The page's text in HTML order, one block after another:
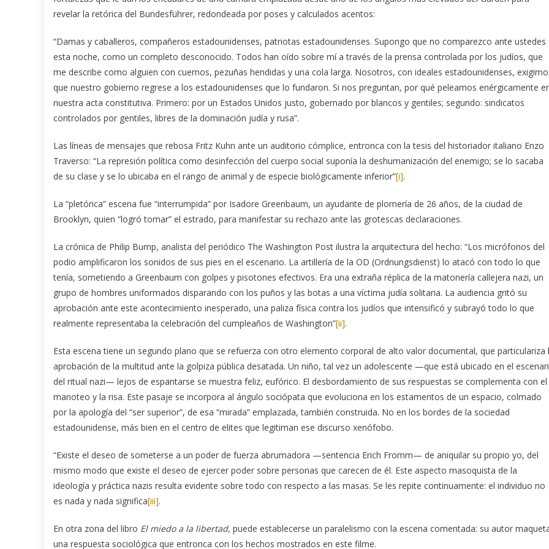
revelar la retórica del Bundesführer, redondeada por poses y calculados acentos:
“Damas y caballeros, compañeros estadounidenses, patriotas estadounidenses. Supongo que no comparezco ante ustedes
esta noche, como un completo desconocido. Todos han oído sobre mí a través de la prensa controlada por los judíos, que
me describe como alguien con cuernos, pezuñas hendidas y una cola larga. Nosotros, con ideales estadounidenses,
que nuestro gobierno regrese a los estadounidenses que lo fundaron. Si nos preguntan, por qué peleamos enérgicamente
nuestra acta constitutiva. Primero: por un Estados Unidos justo, gobernado por blancos y gentiles; segundo: sindicatos
controlados por gentiles, libres de la dominación judía y rusa”.
Las líneas de mensajes que rebosa Fritz Kuhn ante un auditorio cómplice, entronca con la tesis del historiador italiano Enzo
Traverso: “La represión política como desinfección del cuerpo social suponía la deshumanización del enemigo; se lo sacaba
de su clase y se lo ubicaba en el rango de animal y de especie biológicamente inferior”[i].
La “pletórica” escena fue “interrumpida” por Isadore Greenbaum, un ayudante de plomería de 26 años, de la ciudad de
Brooklyn, quien “logró tomar” el estrado, para manifestar su rechazo ante las grotescas declaraciones.
La crónica de Philip Bump, analista del periódico The Washington Post ilustra la arquitectura del hecho: “Los micrófonos del
podio amplificaron los sonidos de sus pies en el escenario. La artillería de la OD (Ordnungsdienst) lo atacó con todo lo que
tenía, sometiendo a Greenbaum con golpes y pisotones efectivos. Era una extraña réplica de la matonería callejera nazi, un
grupo de hombres uniformados disparando con los puños y las botas a una víctima judía solitaria. La audiencia gritó su
aprobación ante este acontecimiento inesperado, una paliza física contra los judíos que intensificó y subrayó todo lo que
realmente representaba la celebración del cumpleaños de Washington”[ii].
Esta escena tiene un segundo plano que se refuerza con otro elemento corporal de alto valor documental, que particulariza
aprobación de la multitud ante la golpiza pública desatada. Un niño, tal vez un adolescente —que está ubicado en el
del ritual nazi— lejos de espantarse se muestra feliz, eufórico. El desbordamiento de sus respuestas se complementa con el
manoteo y la risa. Este pasaje se incorpora al ángulo sociópata que evoluciona en los estamentos de un espacio, colmado
por la apología del “ser superior”, de esa “mirada” emplazada, también construida. No en los bordes de la sociedad
estadounidense, más bien en el centro de elites que legitiman ese discurso xenófobo.
“Existe el deseo de someterse a un poder de fuerza abrumadora —sentencia Erich Fromm— de aniquilar su propio yo, del
mismo modo que existe el deseo de ejercer poder sobre personas que carecen de él. Este aspecto masoquista de la
ideología y práctica nazis resulta evidente sobre todo con respecto a las masas. Se les repite continuamente: el individuo no
es nada y nada significa[iii].
En otra zona del libro El miedo a la libertad, puede establecerse un paralelismo con la escena comentada: su autor
una respuesta sociológica que entronca con los hechos mostrados en este filme.